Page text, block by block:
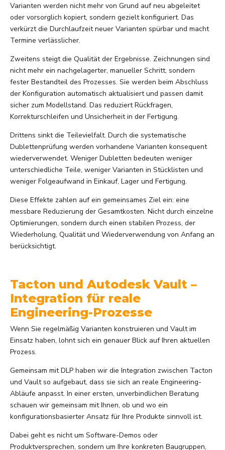
Varianten werden nicht mehr von Grund auf neu abgeleitet
oder vorsorglich kopiert, sondern gezielt konfiguriert. Das
verkürzt die Durchlaufzeit neuer Varianten spürbar und macht
Termine verlässlicher.
Zweitens steigt die Qualität der Ergebnisse. Zeichnungen sind
nicht mehr ein nachgelagerter, manueller Schritt, sondern
fester Bestandteil des Prozesses. Sie werden beim Abschluss
der Konfiguration automatisch aktualisiert und passen damit
sicher zum Modellstand. Das reduziert Rückfragen,
Korrekturschleifen und Unsicherheit in der Fertigung.
Drittens sinkt die Teilevielfalt. Durch die systematische
Dublettenprüfung werden vorhandene Varianten konsequent
wiederverwendet. Weniger Dubletten bedeuten weniger
unterschiedliche Teile, weniger Varianten in Stücklisten und
weniger Folgeaufwand in Einkauf, Lager und Fertigung.
Diese Effekte zahlen auf ein gemeinsames Ziel ein: eine
messbare Reduzierung der Gesamtkosten. Nicht durch einzelne
Optimierungen, sondern durch einen stabilen Prozess, der
Wiederholung, Qualität und Wiederverwendung von Anfang an
berücksichtigt.
Tacton und Autodesk Vault –
Integration für reale
Engineering-Prozesse
Wenn Sie regelmäßig Varianten konstruieren und Vault im
Einsatz haben, lohnt sich ein genauer Blick auf Ihren aktuellen
Prozess.
Gemeinsam mit DLP haben wir die Integration zwischen Tacton
und Vault so aufgebaut, dass sie sich an reale Engineering-
Abläufe anpasst. In einer ersten, unverbindlichen Beratung
schauen wir gemeinsam mit Ihnen, ob und wo ein
konfigurationsbasierter Ansatz für Ihre Produkte sinnvoll ist.
Dabei geht es nicht um Software-Demos oder
Produktversprechen, sondern um Ihre konkreten Baugruppen,